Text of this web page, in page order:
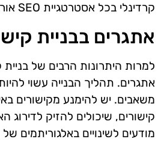
קרדינלי בכל אסטרטגיית SEO אורגני.
אתגרים בבניית
למרות היתרונות הרבים של בניית
אתגרים. תהליך הבנייה עשוי
משאבים. יש להימנע מקישורים
קישורים, שיכולים להזיק לדירוג
מודעים לשינויים באלגוריתמים